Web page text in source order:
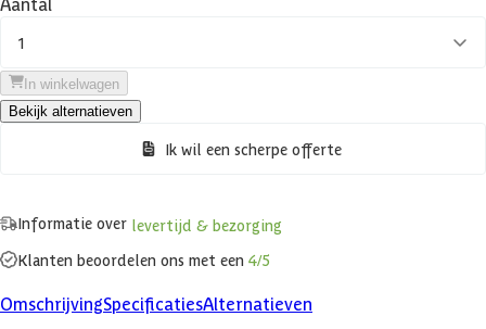
1
In winkelwagen
Bekijk alternatieven
Ik wil een scherpe offerte
Informatie over levertijd & bezorging
Klanten beoordelen ons met een 4/5
OmschrijvingSpecificatiesAlternatieven